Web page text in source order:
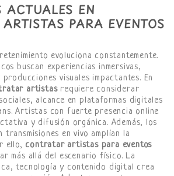
ACTUALES EN
PARA EVENTOS
evoluciona constantemente.
buscan experiencias inmersivas,
visuales impactantes. En
artistasrequiere considerar
alcance en plataformas digitales
Artistas con fuerte presencia online
y difusión orgánica. Además, los
transmisiones en vivo amplían la
ello, contratar artistas para eventos
más allá del escenario físico. La
tecnología y contenido digital crea